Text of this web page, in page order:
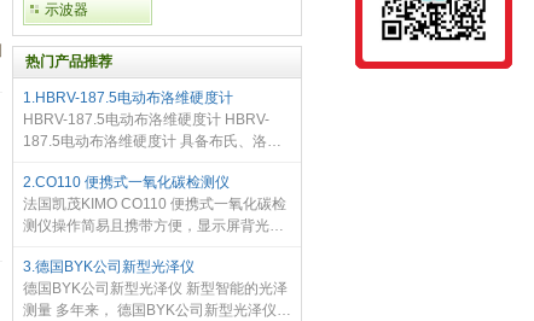
示波器
热门产品推荐
1.HBRV-187.5电动布洛维硬度计
HBRV-187.5电动布洛维硬度计 HBRV-
187.5电动布洛维硬度计 具备布氏、洛
力的施加、保荷、卸荷自动完成。 多用
途，多功能，能满足用户多种硬度测
2.CO110 便携式一氧化碳检测仪
法国凯茂KIMO CO110 便携式一氧化碳检
测仪操作简易且携带方便，显示屏背光功
置
3.德国BYK公司新型光泽仪
德国BYK公司新型光泽仪 新型智能的光泽
测量 多年来， 德国BYK公司新型光泽仪